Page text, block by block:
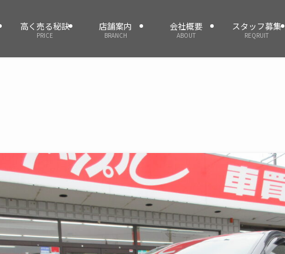
高く売る秘訣
PRICE
店舗案内
BRANCH
会社概要
ABOUT
スタッフ募集
REQRUIT